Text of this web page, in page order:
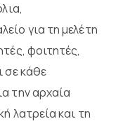
για τη μελέτη
φοιτητές,
σε κάθε
την αρχαία
λατρεία και τη